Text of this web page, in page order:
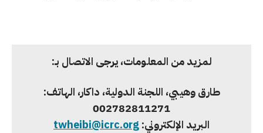
لمزيد من المعلومات، يرجى الاتصال بـ:
طارق وهيبي، اللجنة الدولية، داكار، الهاتف:
002782811271
البريد الإلكتروني:
twheibi@icrc.org